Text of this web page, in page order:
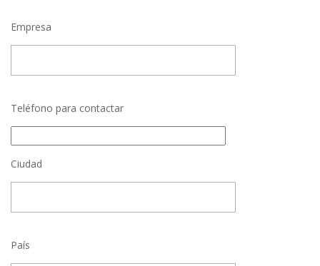
Empresa
Teléfono para contactar
Ciudad
País